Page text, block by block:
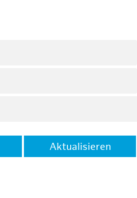
Aktualisieren